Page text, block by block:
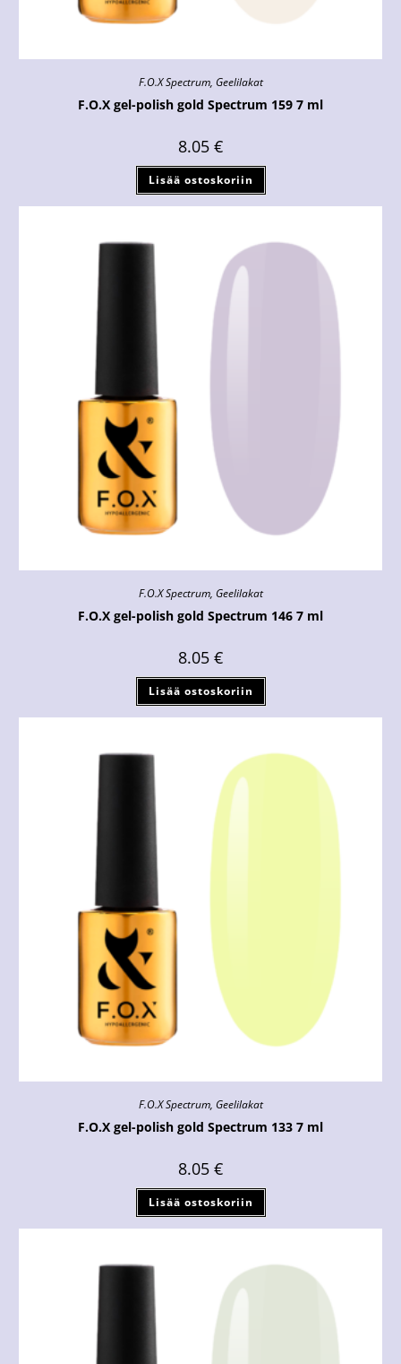
F.O.X Spectrum, Geelilakat
F.O.X gel-polish gold Spectrum 159 7 ml
8.05 €
Lisää ostoskoriin
F.O.X Spectrum, Geelilakat
F.O.X gel-polish gold Spectrum 146 7 ml
8.05 €
Lisää ostoskoriin
F.O.X Spectrum, Geelilakat
F.O.X gel-polish gold Spectrum 133 7 ml
8.05 €
Lisää ostoskoriin